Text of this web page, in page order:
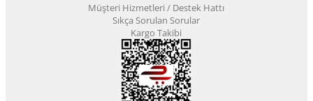
Müşteri Hizmetleri / Destek Hattı
Sıkça Sorulan Sorular
Kargo Takibi